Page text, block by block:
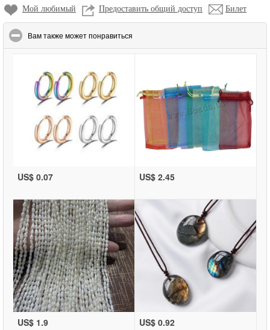
Мой любимый Предоставить общий доступ Билет
Вам также может понравиться
US$ 0.07 US$ 2.45
US$ 1.9 US$ 0.92